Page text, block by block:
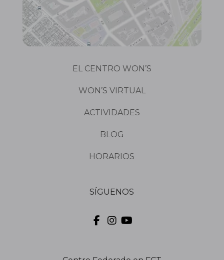
EL CENTRO WON’S
WON’S VIRTUAL
ACTIVIDADES
BLOG
HORARIOS
SÍGUENOS